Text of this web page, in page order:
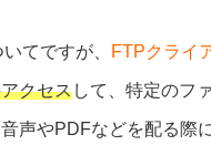
てですが、 FTPクライ
クセスして、特定のフ
声やPDFなどを配る際